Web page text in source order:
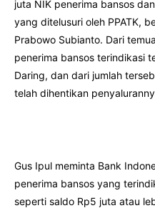
juta NIK penerima bansos
yang ditelusuri oleh PPATK,
Prabowo Subianto. Dari
penerima bansos terindikasi
Daring, dan dari jumlah
telah dihentikan
Gus Ipul meminta Bank
penerima bansos yang
seperti saldo Rp5 juta atau